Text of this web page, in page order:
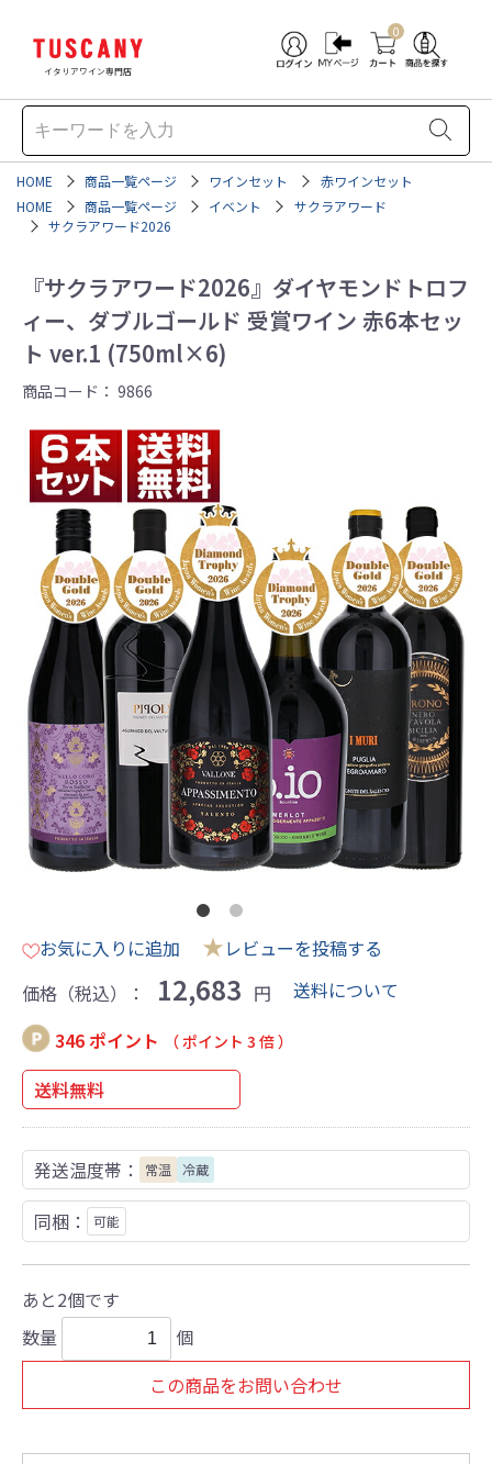
イタリアワイン専門店
0
HOME 商品一覧ページ ワインセット
赤ワインセット
HOME
商品一覧ページ イベント
サクラアワード
サクラアワード2026
『サクラアワード2026』ダイヤモンドトロフ
ィー、ダブルゴールド 受賞ワイン 赤6本セッ
ト ver.1 (750ml×6)
商品コード： 9866
お気に入りに追加 ★レビューを投稿する
価格（税込）：
12,683 円
送料について
346 ポイント
（ ポイント 3 倍 ）
送料無料
発送温度帯： 常温 冷蔵
同梱： 可能
あと2個です
数量
個
この商品をお問い合わせ